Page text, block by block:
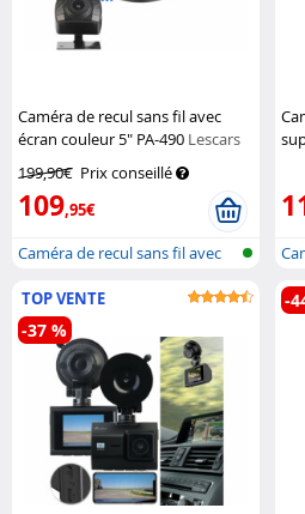
Caméra de recul sans fil avec
écran couleur 5" PA-490 Lescars
199,90€ Prix conseillé
109,95€
Caméra de recul sans fil avec
TOP VENTE
-37 %
-